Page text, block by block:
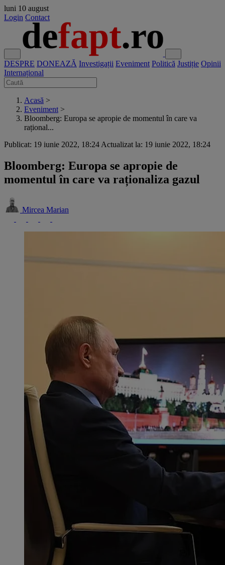
luni 10 august
Login Contact
DESPRE DONEAZĂ Investigații Eveniment Politică Justiție Opinii
Internațional
Acasă >
Eveniment >
Bloomberg: Europa se apropie de momentul în care va
rațional...
Publicat: 19 iunie 2022, 18:24 Actualizat la: 19 iunie 2022, 18:24
Bloomberg: Europa se apropie de
momentul în care va raționaliza gazul
Mircea Marian